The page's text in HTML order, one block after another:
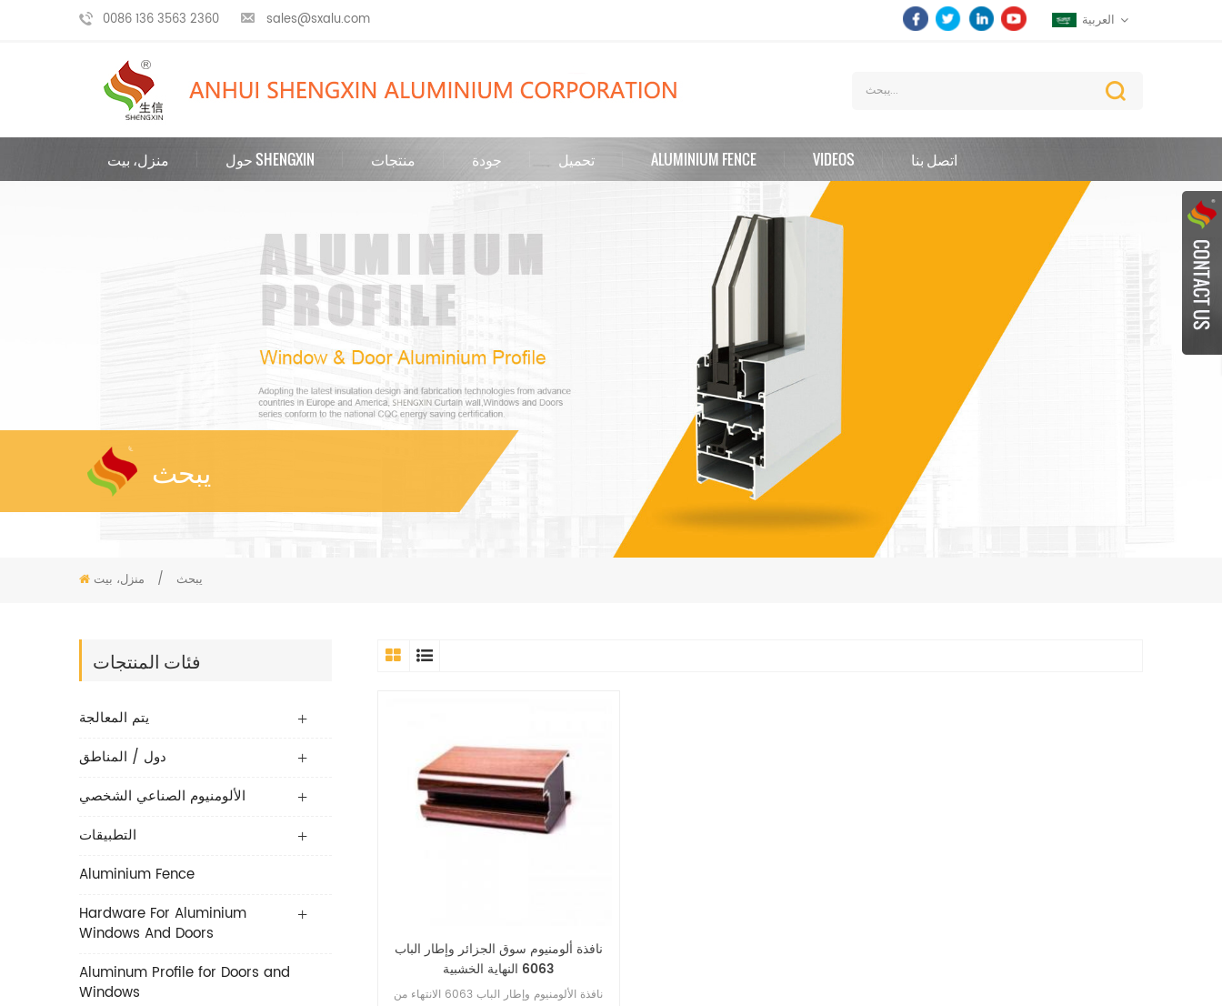
0086 136 3563 2360 sales@sxalu.com العربية
منزل، بيت حول SHENGXIN منتجات جودة تحميل ALUMINIUM FENCE VIDEOS اتصل بنا
يبحث
منزل، بيت / يبحث
فئات المنتجات
يتم المعالجة
دول / المناطق
الألومنيوم الصناعي الشخصي
التطبيقات
Aluminium Fence
Hardware For Aluminium
Windows And Doors
Aluminum Profile for Doors and
Windows
نافذة ألومنيوم سوق الجزائر وإطار الباب
6063 النهاية الخشبية
نافذة الألومنيوم وإطار الباب 6063 الانتهاء من